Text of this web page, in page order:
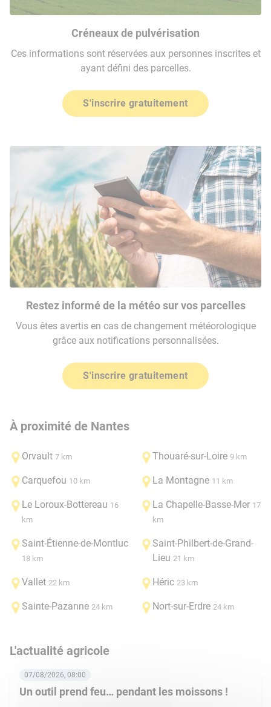
Créneaux de pulvérisation
Ces informations sont réservées aux personnes inscrites et
ayant défini des parcelles.
S'inscrire gratuitement
Restez informé de la météo sur vos parcelles
Vous êtes avertis en cas de changement météorologique
grâce aux notifications personnalisées.
S'inscrire gratuitement
À proximité de Nantes
Orvault 7 km Thouaré-sur-Loire 9 km
Carquefou 10 km La Montagne 11 km
Le Loroux-Bottereau 16
km
La Chapelle-Basse-Mer 17
km
Saint-Étienne-de-Montluc
18 km
Saint-Philbert-de-Grand-
Lieu 21 km
Vallet 22 km Héric 23 km
Sainte-Pazanne 24 km Nort-sur-Erdre 24 km
L'actualité agricole
Un outil prend feu… pendant les moissons !
07/08/2026, 08:00